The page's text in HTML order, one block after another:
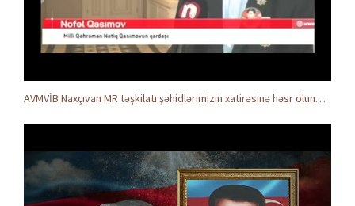
AVMVİB Naxçıvan MR təşkilatı şəhidlərimizin xatirəsinə həsr olunmuş tədbir keçirdi